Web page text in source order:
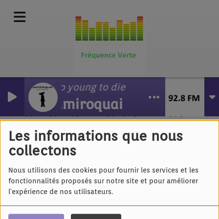
Les informations que nous
collectons
Nous utilisons des cookies pour fournir les services et les
fonctionnalités proposés sur notre site et pour améliorer
l'expérience de nos utilisateurs.
Too young to die
Jamiroquai
La Zarra - Tu t'en iras